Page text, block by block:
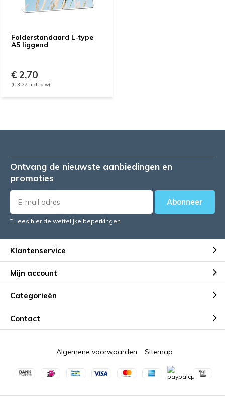
Folderstandaard L-type
A5 liggend
€ 2,70
(€ 3,27 Incl. btw)
Ontvang de nieuwste aanbiedingen en
promoties
Abonneer
* Lees hier de wettelijke beperkingen
Klantenservice
Mijn account
Categorieën
Contact
Algemene voorwaarden Sitemap